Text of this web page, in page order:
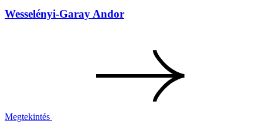
Wesselényi-Garay Andor
Megtekintés